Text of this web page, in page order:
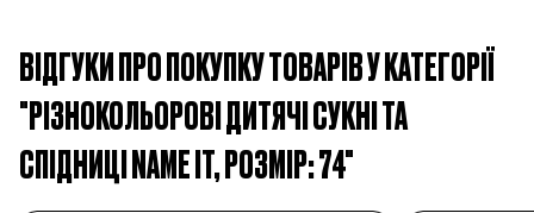
ВІДГУКИ ПРО ПОКУПКУ ТОВАРІВ У КАТЕГОРІЇ
"РІЗНОКОЛЬОРОВІ ДИТЯЧІ СУКНІ ТА
СПІДНИЦІ NAME IT, РОЗМІР: 74"